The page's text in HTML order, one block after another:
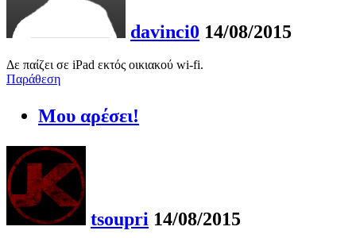
davinci0 14/08/2015
Δε παίζει σε iPad εκτός οικιακού wi-fi.
Παράθεση
Μου αρέσει!
tsoupri 14/08/2015